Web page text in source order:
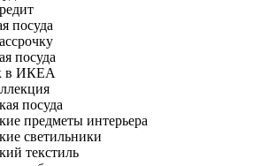
посуда
посуда
в ИКЕА
посуда
предметы интерьера
светильники
текстиль